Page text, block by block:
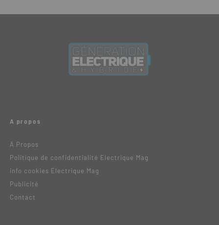
A propos
A Propos
Politique de confidentialité Electrique Mag
info cookies Electrique Mag
Publicité
Contact